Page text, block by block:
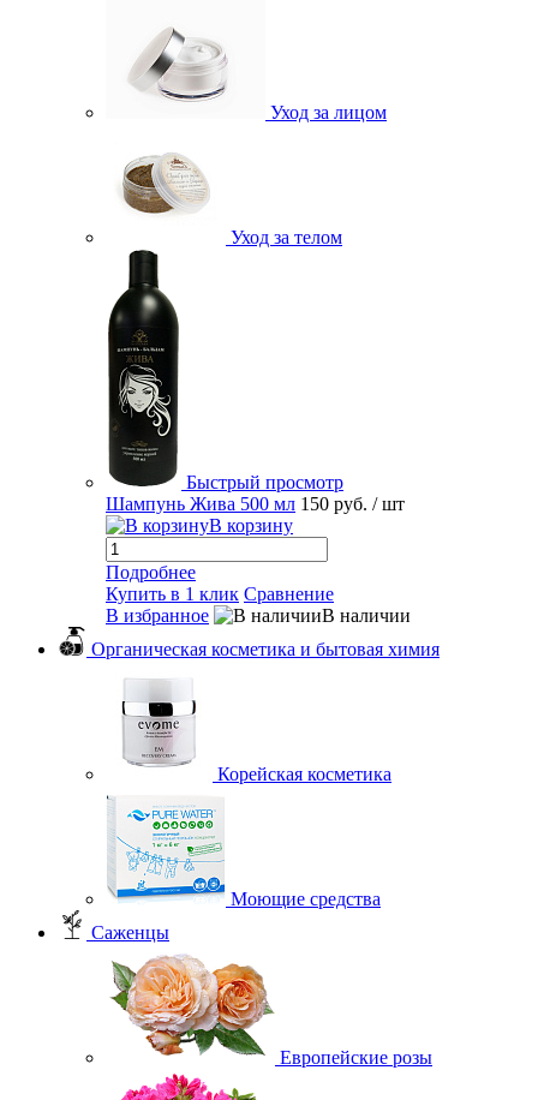
Уход за лицом
Уход за телом
Быстрый просмотр
Шампунь Жива 500 мл 150 руб. / шт
В корзину
Подробнее
Купить в 1 клик Сравнение
В избранное
В наличии
Органическая косметика и бытовая химия
Корейская косметика
Моющие средства
Саженцы
Европейские розы